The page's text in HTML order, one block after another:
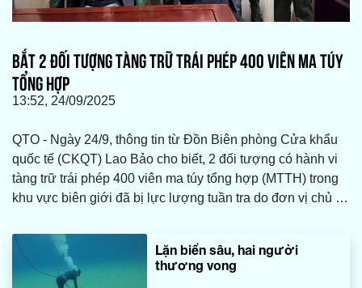
BẮT 2 ĐỐI TƯỢNG TÀNG TRỮ TRÁI PHÉP 400 VIÊN MA TÚY
TỔNG HỢP
13:52, 24/09/2025
QTO - Ngày 24/9, thông tin từ Đồn Biên phòng Cửa khẩu
quốc tế (CKQT) Lao Bảo cho biết, 2 đối tượng có hành vi
tàng trữ trái phép 400 viên ma túy tổng hợp (MTTH) trong
khu vực biên giới đã bị lực lượng tuần tra do đơn vị chủ trì
Lặn biển sâu, hai người
thương vong